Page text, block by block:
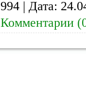
994 | Дата:
Комментарии